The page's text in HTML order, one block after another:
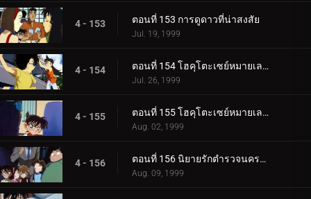
4 - 153 ตอนที่ 153 การดูดาวที่น่าสงสัย
Jul. 19, 1999
4 - 154 ตอนที่ 154 โฮคุโตะเซย์หมายเลข 3 ต้นทางอุเอโนะ (ตอนแรก)
Jul. 26, 1999
4 - 155 ตอนที่ 155 โฮคุโตะเซย์หมายเลข 3 ต้นทางอุเอโนะ (ตอนจบ)
Aug. 02, 1999
4 - 156 ตอนที่ 156 นิยายรักตำรวจนครบาล (ตอนแรก)
Aug. 09, 1999